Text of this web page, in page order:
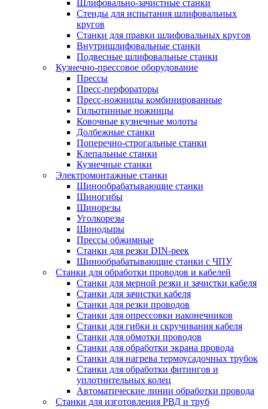
Шлифовально-зачистные станки
Стенды для испытания шлифовальных
кругов
Станки для правки шлифовальных кругов
Внутришлифовальные станки
Подвесные шлифовальные станки
Кузнечно-прессовое оборудование
Прессы
Пресс-перфораторы
Пресс-ножницы комбинированные
Гильотинные ножницы
Ковочные кузнечные молоты
Долбежные станки
Поперечно-строгальные станки
Клепальные станки
Кузнечные станки
Электромонтажные станки
Шинообрабатывающие станки
Шиногибы
Шинорезы
Уголкорезы
Шинодыры
Прессы обжимные
Станки для резки DIN-реек
Шинообрабатывающие станки с ЧПУ
Станки для обработки проводов и кабелей
Станки для мерной резки и зачистки кабеля
Станки для зачистки кабеля
Станки для резки проводов
Станки для опрессовки наконечников
Станки для гибки и скручивания кабеля
Станки для обмотки проводов
Станки для обработки экрана провода
Станки для нагрева термоусадочных трубок
Станки для обработки фитингов и
уплотнительных колец
Автоматические линии обработки провода
Станки для изготовления РВД и труб